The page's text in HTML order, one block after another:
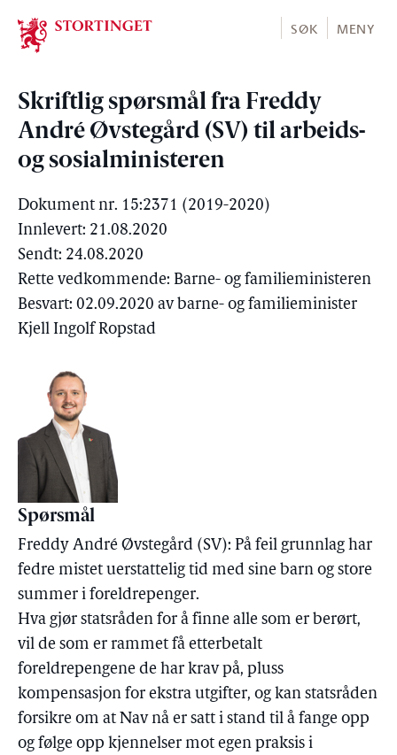
Stortinget.no
SØK MENY
Skriftlig spørsmål fra Freddy
André Øvstegård (SV) til arbeids-
og sosialministeren
Dokument nr. 15:2371 (2019-2020)
Innlevert: 21.08.2020
Sendt: 24.08.2020
Rette vedkommende: Barne- og familieministeren
Besvart: 02.09.2020 av barne- og familieminister
Kjell Ingolf Ropstad
Spørsmål
Freddy André Øvstegård (SV): På feil grunnlag har
fedre mistet uerstattelig tid med sine barn og store
summer i foreldrepenger.
Hva gjør statsråden for å finne alle som er berørt,
vil de som er rammet få etterbetalt
foreldrepengene de har krav på, pluss
kompensasjon for ekstra utgifter, og kan statsråden
forsikre om at Nav nå er satt i stand til å fange opp
og følge opp kjennelser mot egen praksis i